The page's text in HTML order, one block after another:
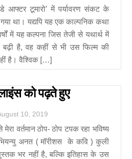
आफ्टर टूमारो’ में पर्यावरण संकट के
था। यद्यपि यह एक काल्पनिक कथा
में यह कल्पना जिस तेजी से यथार्थ में
बढ़ी है, वह कहीं से भी उस फिल्म की
है। वैश्विक […]
को पढ़ते हुए
10 2019
वर्तमान ठोप- ठोप टपक रहा भविष्य
अनत ( मॉरीशस के कवि ) कुली
भर नहीं है, बल्कि इतिहास के उस